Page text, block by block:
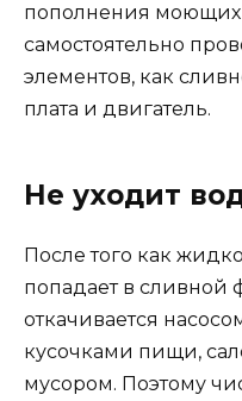
пополнения моющих
самостоятельно
элементов, как
плата и двигатель.
Не уходит
После того как
попадает в сливной
откачивается
кусочками пищи,
мусором. Поэтому